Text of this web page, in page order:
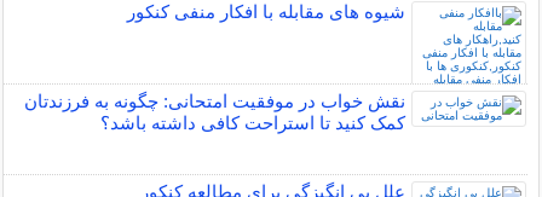
شیوه های مقابله با افکار منفی کنکور
نقش خواب در موفقیت امتحانی: چگونه به فرزندتان
کمک کنید تا استراحت کافی داشته باشد؟
علل بی انگیزگی برای مطالعه کنکور